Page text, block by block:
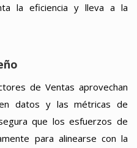
la eficiencia y lleva a la
de Ventas aprovechan
datos y las métricas de
que los esfuerzos de
para alinearse con la